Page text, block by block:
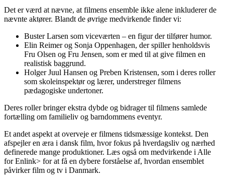
Det er værd at nævne, at filmens ensemble ikke alene inkluderer de
nævnte aktører. Blandt de øvrige medvirkende finder vi:
Buster Larsen som viceværten – en figur der tilfører humor.
Elin Reimer og Sonja Oppenhagen, der spiller henholdsvis
Fru Olsen og Fru Jensen, som er med til at give filmen en
realistisk baggrund.
Holger Juul Hansen og Preben Kristensen, som i deres roller
som skoleinspektør og lærer, understreger filmens
pædagogiske undertoner.
Deres roller bringer ekstra dybde og bidrager til filmens samlede
fortælling om familieliv og barndommens eventyr.
Et andet aspekt at overveje er filmens tidsmæssige kontekst. Den
afspejler en æra i dansk film, hvor fokus på hverdagsliv og nærhed
definerede mange produktioner. Læs også om medvirkende i Alle
for Enlink> for at få en dybere forståelse af, hvordan ensemblet
påvirker film og tv i Danmark.